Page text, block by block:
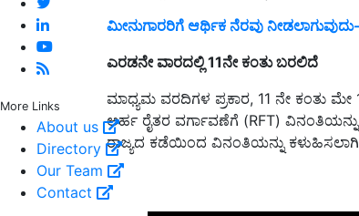
More Links
About us
Directory
Our Team
Contact
ಮೀನುಗಾರರಿಗೆ ಆರ್ಥಿಕ ನೆರವು
ಎರಡನೇ ವಾರದಲ್ಲಿ 11ನೇ ಕಂತು ಬರಲಿದೆ
ಮಾಧ್ಯಮ ವರದಿಗಳ ಪ್ರಕಾರ, 11 ನೇ ಕಂತು
ಅರ್ಹ ರೈತರ ವರ್ಗಾವಣೆಗೆ (RFT)
ರಾಜ್ಯದ ಕಡೆಯಿಂದ ವಿನಂತಿಯನ್ನು